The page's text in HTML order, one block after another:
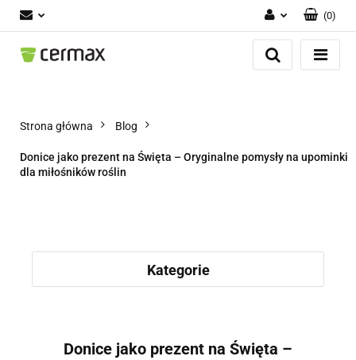
Zaloguj się
(0)
Strona główna Blog
Donice jako prezent na Święta – Oryginalne pomysły na upominki
dla miłośników roślin
Kategorie
Donice jako prezent na Święta –